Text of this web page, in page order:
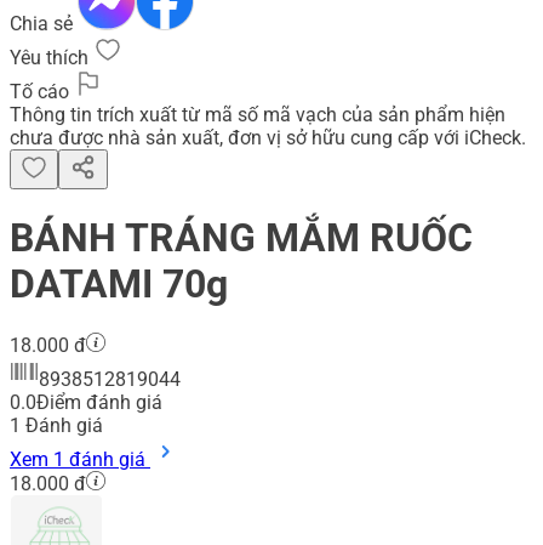
Chia sẻ
Yêu thích
Tố cáo
Thông tin trích xuất từ mã số mã vạch của sản phẩm hiện
chưa được nhà sản xuất, đơn vị sở hữu cung cấp với iCheck.
BÁNH TRÁNG MẮM RUỐC
DATAMI 70g
18.000 đ
8938512819044
0.0Điểm đánh giá
1 Đánh giá
Xem 1 đánh giá
18.000 đ